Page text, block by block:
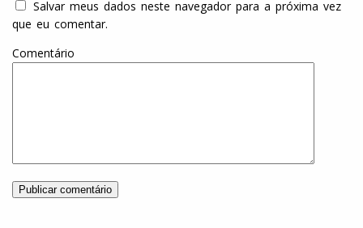
Salvar meus dados neste navegador para a próxima vez
que eu comentar.
Comentário